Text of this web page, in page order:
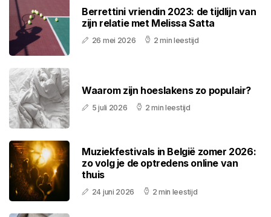
Berrettini vriendin 2023: de tijdlijn van
zijn relatie met Melissa Satta
26 mei 2026 2 min leestijd
Waarom zijn hoeslakens zo populair?
5 juli 2026 2 min leestijd
Muziekfestivals in België zomer 2026:
zo volg je de optredens online van
thuis
24 juni 2026 2 min leestijd